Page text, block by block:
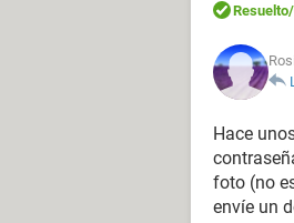
Resuelto
Rosi
Hace
foto (no
envíe un